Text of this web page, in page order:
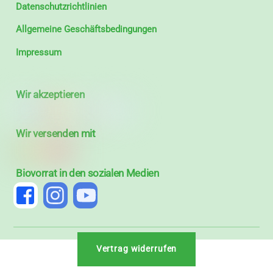
Datenschutzrichtlinien
Allgemeine Geschäftsbedingungen
Impressum
Wir akzeptieren
Wir versenden mit
Biovorrat in den sozialen Medien
Vertrag widerrufen